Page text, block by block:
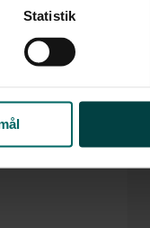
om
Statistik